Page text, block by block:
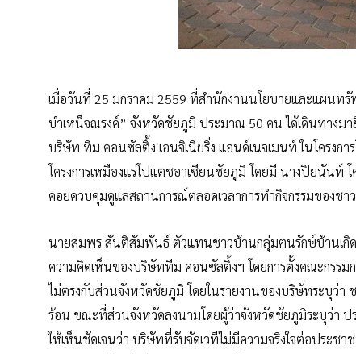
เมื่อวันที่ 25 มกราคม 2559 ที่สำนักงานนโยบายและแผนท
บำเหน็จณรงค์” จังหวัดชัยภูมิ ประมาณ 50 คน ได้เดินทาง
บริษัท ทีม คอนซัลติ้ง เอนจิเนียริ่ง แอนด์เนจเมนท์ ในโครง
โครงการเหมืองแร่โปแตชอาเซียนชัยภูมิ โดยมี นางปิยนันท์
คอยควบคุมดูแลสถานการณ์ตลอดเวลาการทำกิจกรรมของชา
นายสมพร สันติสัมพันธ์ ตัวแทนชาวบ้านกลุ่มฅนรักษ์บ้านเกิด
ความคิดเห็นของบริษัททีม คอนซัลติ้งฯ โดยการตั้งคณะกรรม
ไม่ตรงกับส่วนจังหวัดชัยภูมิ โดยในรายงานของบริษัทระบุว่
ร้อน ขณะที่ส่วนจังหวัดลงนามโดยผู้ว่าจังหวัดชัยภูมิระบุว่า ป
ให้เห็นชัดเจนว่า บริษัทที่รับจัดเวทีไม่มีความจริงใจต่อประช